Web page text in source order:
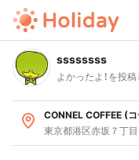
ssssssss
よかったよ！を投
CONNEL COFFEE (
東京都港区赤坂７丁